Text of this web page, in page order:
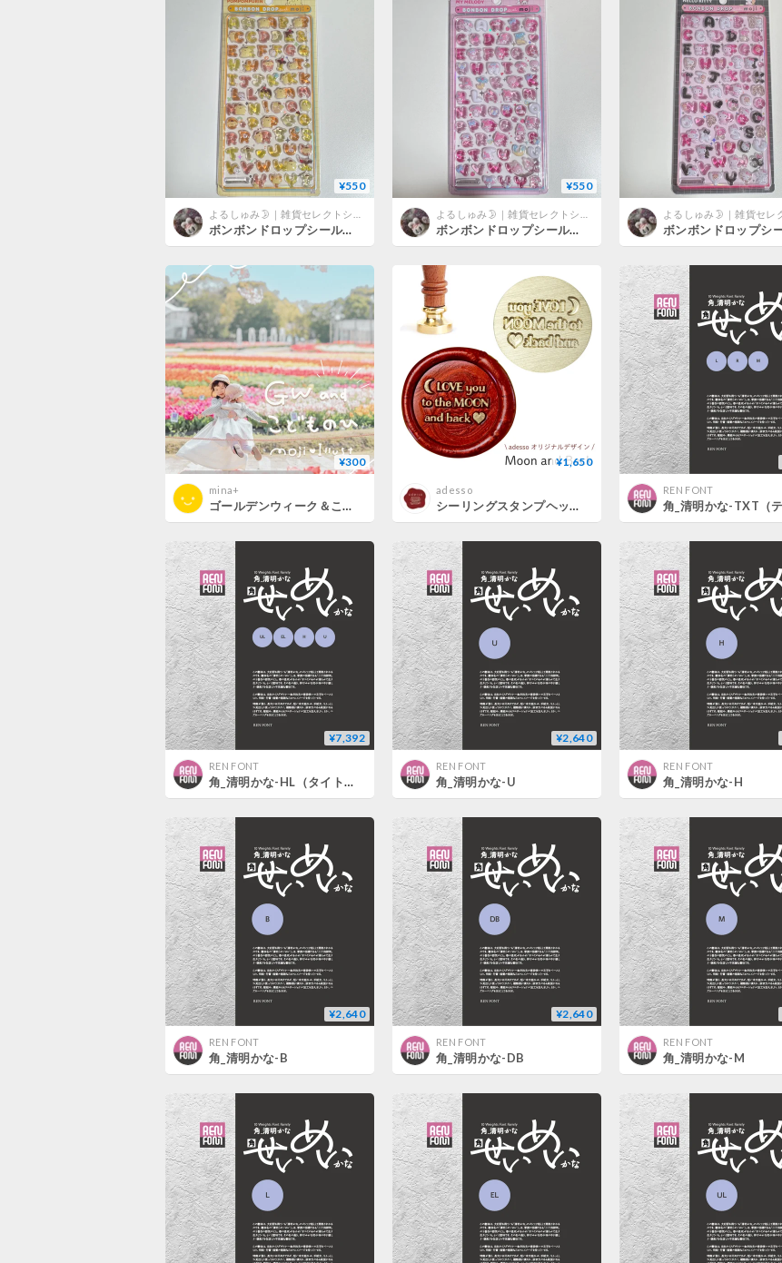
¥550
ボンボンドロップシール 文字 （ポムポムプリン)
¥550
ボンボンドロップシール 文字 （マイメロディ)
¥300
mina+
ゴールデンウィーク＆こどもの日 手書きmoji イラスト
¥1,650
adesso
シーリングスタンプヘッド＜Moon and Back＞ adessoオリジナル 替えスタンプ
REN FONT
¥7,392
REN FONT
角_清明かな-HL（タイトル・大見出し用）UL/EL/H/U
¥2,640
REN FONT
角_清明かな-U
REN FONT
角_清明かな-H
¥2,640
REN FONT
角_清明かな-B
¥2,640
REN FONT
角_清明かな-DB
REN FONT
角_清明かな-M